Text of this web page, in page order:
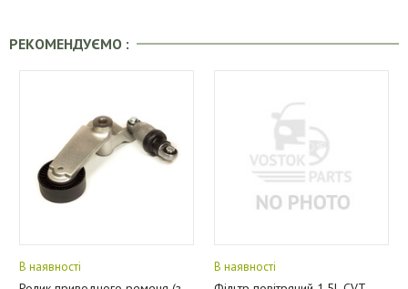
РЕКОМЕНДУЄМО :
В наявності В наявності